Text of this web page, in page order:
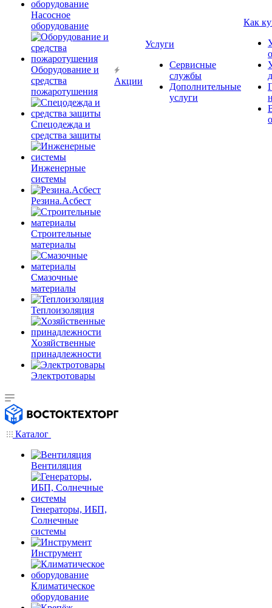
Насосное
оборудование
Оборудование и
средства
пожаротушения
Спецодежда и
средства защиты
Инженерные
системы
Резина.Асбест
Строительные
материалы
Смазочные
материалы
Теплоизоляция
Хозяйственные
принадлежности
Электротовары
Акции
Услуги
Сервисные
службы
Дополнительные
услуги
Как
Каталог
Вентиляция
Генераторы, ИБП,
Солнечные
системы
Инструмент
Климатическое
оборудование